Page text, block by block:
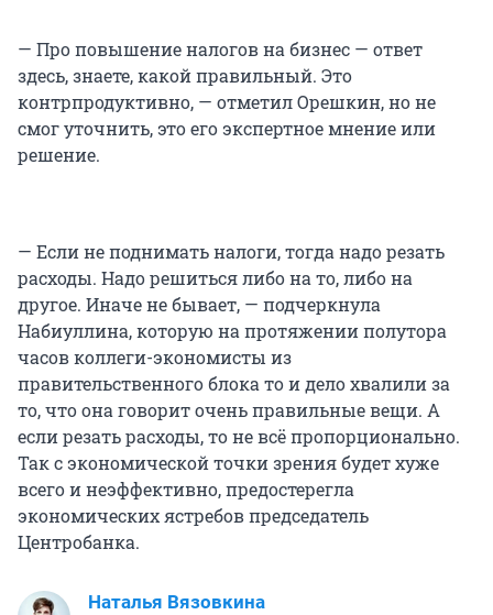
— Про повышение налогов на бизнес — ответ
здесь, знаете, какой правильный. Это
контрпродуктивно, — отметил Орешкин, но не
смог уточнить, это его экспертное мнение или
решение.
— Если не поднимать налоги, тогда надо резать
расходы. Надо решиться либо на то, либо на
другое. Иначе не бывает, — подчеркнула
Набиуллина, которую на протяжении полутора
часов коллеги-экономисты из
правительственного блока то и дело хвалили за
то, что она говорит очень правильные вещи. А
если резать расходы, то не всё пропорционально.
Так с экономической точки зрения будет хуже
всего и неэффективно, предостерегла
экономических ястребов председатель
Центробанка.
Наталья Вязовкина